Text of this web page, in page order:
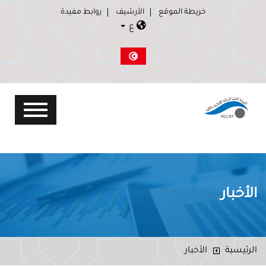
خريطة الموقع الأرشيف روابط مفيدة
ع
الأخبار
الرئيسبة الأخبار